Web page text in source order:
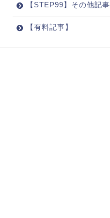
【STEP99】その他記事
【有料記事】